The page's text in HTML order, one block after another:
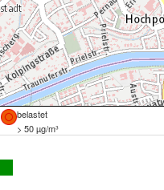
belastet
> 50 µg/m³